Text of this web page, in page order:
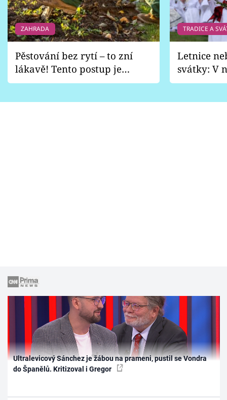
ZAHRADA
Pěstování bez rytí – to zní
lákavě! Tento postup je
vhodný jen pro některé
TRADICE A
Letnice
svátky: V
pondělí
Ultralevicový Sánchez je žábou na prameni, pustil se Vondra
do Španělů. Kritizoval i Gregor